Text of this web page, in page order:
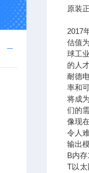
原装
2017
估值
球工
的人
耐德
率和
将成
们的
像现
令人
输出
B内
T以太